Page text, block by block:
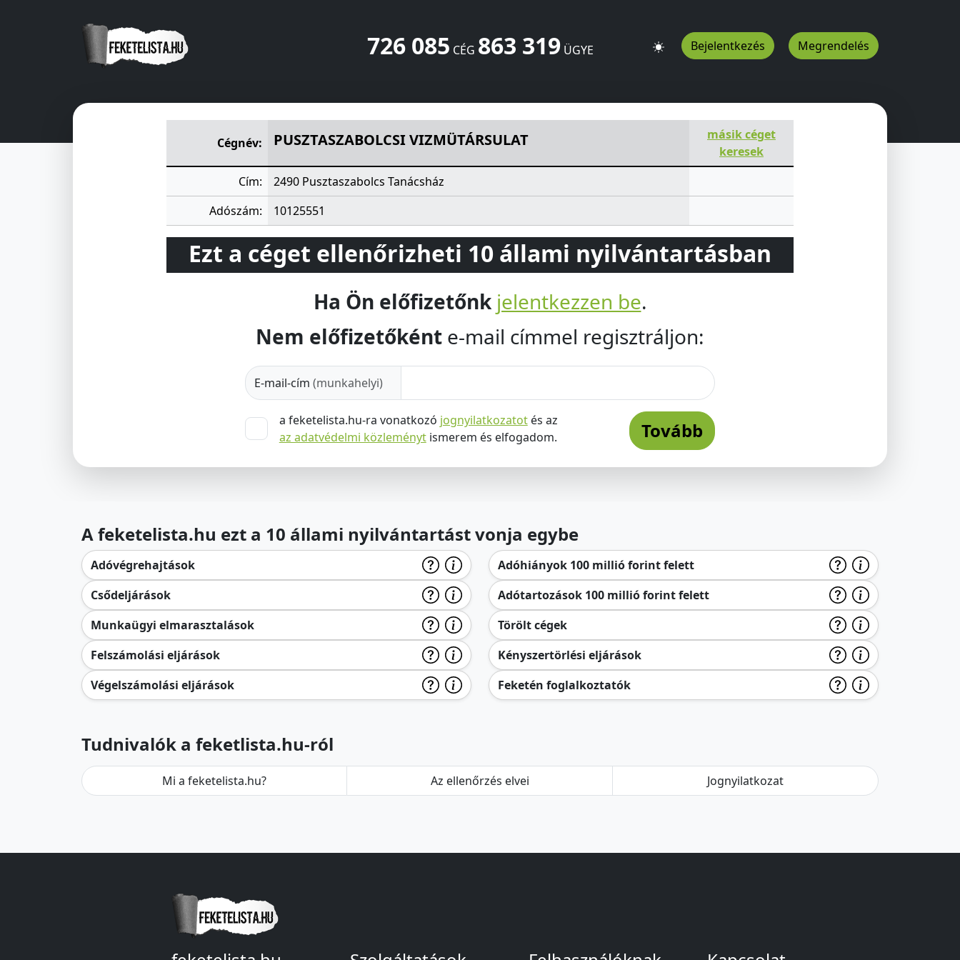
726 085 CÉG 863 319ÜGYE Bejelentkezés Megrendelés
Cégnév:
PUSZTASZABOLCSI VIZMÜTÁRSULAT
másik céget
keresek
Cím:
2490 Pusztaszabolcs Tanácsház
Adószám:
10125551
Ezt a céget ellenőrizheti 10 állami nyilvántartásban
Ha Ön előfizetőnk jelentkezzen be.
Nem előfizetőként e-mail címmel regisztráljon:
E-mail-cím (munkahelyi)
a feketelista.hu-ra vonatkozó jognyilatkozatotés az
az adatvédelmi közleménytismerem és elfogadom. Tovább
A feketelista.hu ezt a 10 állami nyilvántartást vonja egybe
Adóvégrehajtások
Csődeljárások
Munkaügyi elmarasztalások
Felszámolási eljárások
Végelszámolási eljárások
Adóhiányok 100 millió forint felett
Adótartozások 100 millió forint felett
Törölt cégek
Kényszertörlési eljárások
Feketén foglalkoztatók
Tudnivalók a feketlista.hu-ról
Mi a feketelista.hu? Az ellenőrzés elvei Jognyilatkozat